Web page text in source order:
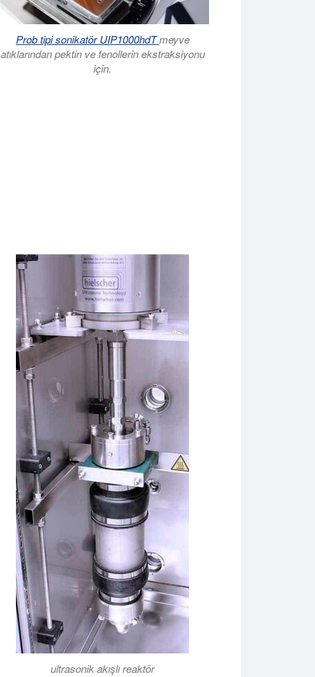
Prob tipi sonikatör UIP1000hdTmeyve
atıklarından pektin ve fenollerin ekstraksiyonu
için.
ultrasonik akışlı reaktör